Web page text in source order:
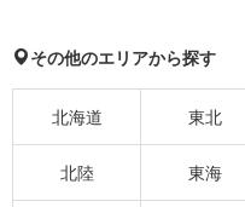
その他のエリアから探す
北海道 東北
北陸 東海